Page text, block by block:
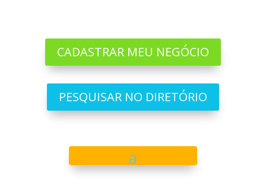
CADASTRAR MEU NEGÓCIO
PESQUISAR NO DIRETÓRIO